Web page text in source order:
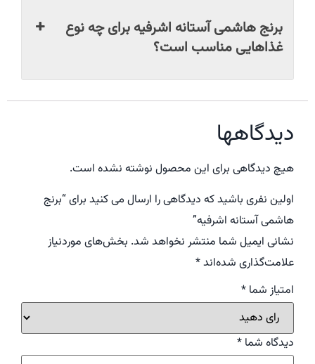
برنج هاشمی آستانه اشرفیه برای چه نوع
غذاهایی مناسب است؟
دیدگاهها
هیچ دیدگاهی برای این محصول نوشته نشده است.
اولین نفری باشید که دیدگاهی را ارسال می کنید برای “برنج
هاشمی آستانه اشرفیه”
نشانی ایمیل شما منتشر نخواهد شد. بخش‌های موردنیاز
علامت‌گذاری شده‌اند*
امتیاز شما *
دیدگاه شما *